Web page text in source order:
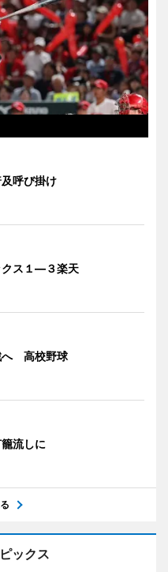
及呼び掛け
クス１―３楽天
へ 高校野球
流しに
ックス